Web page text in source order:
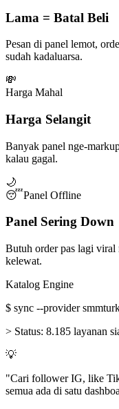
Lama = Batal Beli
Pesan di panel lemot,
sudah kadaluarsa.
💸
Harga Mahal
Harga Selangit
Banyak panel nge-
kalau gagal.
🌙
😴Panel Offline
Panel Sering Down
Butuh order pas lagi viral
kelewat.
Katalog Engine
$ sync --provider
> Status: 8.185 layanan
💡
"Cari follower IG, like
semua ada di satu